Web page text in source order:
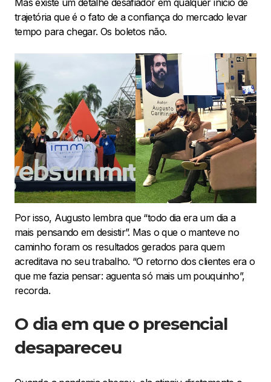
Mas existe um detalhe desafiador em qualquer início de
trajetória que é o fato de a confiança do mercado levar
tempo para chegar. Os boletos não.
Por isso, Augusto lembra que “todo dia era um dia a
mais pensando em desistir”. Mas o que o manteve no
caminho foram os resultados gerados para quem
acreditava no seu trabalho. “O retorno dos clientes era o
que me fazia pensar: aguenta só mais um pouquinho”,
recorda.
O dia em que o presencial
desapareceu